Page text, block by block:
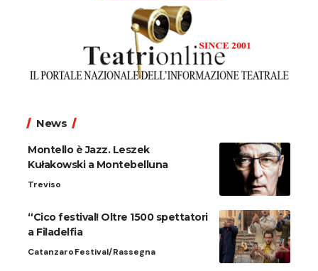
News
Montello è Jazz. Leszek
Kułakowski a Montebelluna
Treviso
“Cico festival! Oltre 1500 spettatori
a Filadelfia
CatanzaroFestival/Rassegna